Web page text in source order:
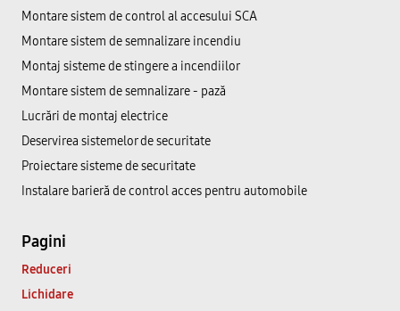
Montare sistem de control al accesului SCA
Montare sistem de semnalizare incendiu
Montaj sisteme de stingere a incendiilor
Montare sistem de semnalizare - pază
Lucrări de montaj electrice
Deservirea sistemelor de securitate
Proiectare sisteme de securitate
Instalare barieră de control acces pentru automobile
Pagini
Reduceri
Lichidare